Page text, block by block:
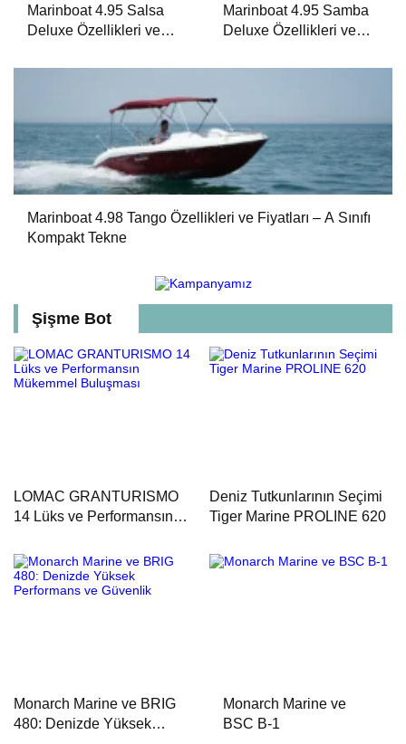
Marinboat 4.95 Salsa
Deluxe Özellikleri ve
Tekne
Marinboat 4.95 Samba
Deluxe Özellikleri ve
Tekne
Marinboat 4.98 Tango Özellikleri ve Fiyatları – A Sınıfı
Kompakt Tekne
Şişme Bot
LOMAC GRANTURISMO
14 Lüks ve Performansın
Deniz Tutkunlarının Seçimi
Tiger Marine PROLINE 620
Monarch Marine ve BRIG
480: Denizde Yüksek
Monarch Marine ve
BSC B-1